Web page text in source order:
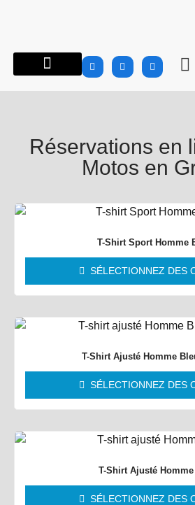
Réservations en
Motos en
T-Shirt Sport Homme
SÉLECTIONNEZ DES
T-Shirt Ajusté Homme
SÉLECTIONNEZ DES
T-Shirt Ajusté
SÉLECTIONNEZ DES